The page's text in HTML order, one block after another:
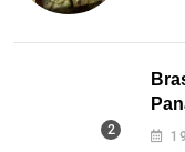
nos